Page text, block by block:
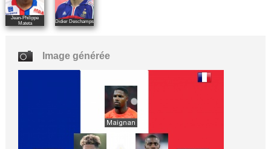
Jean-Philippe
Mateta
Didier Deschamps
Image générée